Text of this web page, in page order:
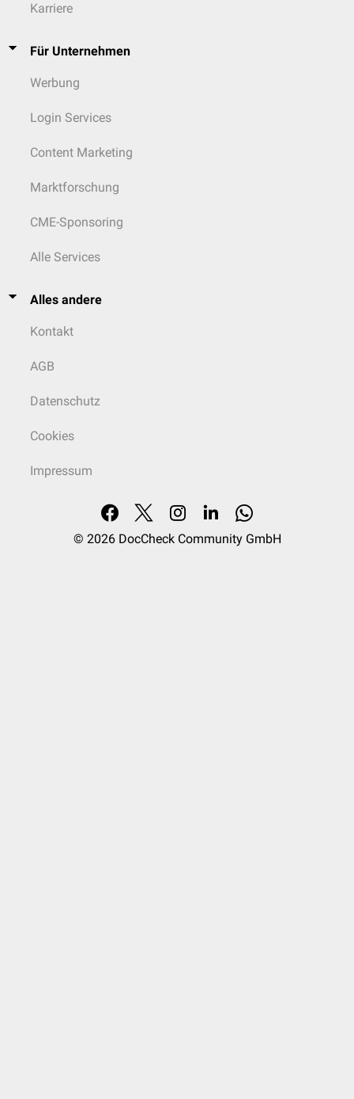
Karriere
Für Unternehmen
Werbung
Login Services
Content Marketing
Marktforschung
CME-Sponsoring
Alle Services
Alles andere
Kontakt
AGB
Datenschutz
Cookies
Impressum
© 2026 DocCheck Community GmbH